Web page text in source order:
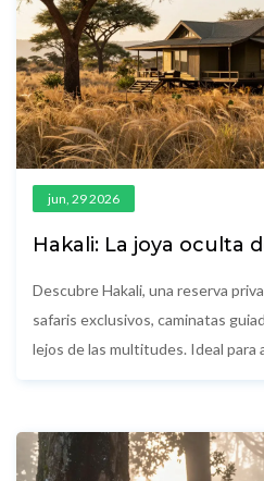
jun, 29 2026
Hakali: La joya oculta
Descubre Hakali, una reserva
safaris exclusivos, caminatas
lejos de las multitudes. Ideal para